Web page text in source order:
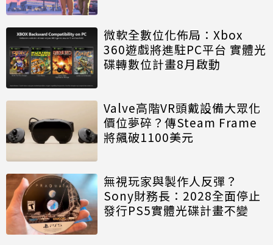
微軟全數位化佈局：Xbox
360遊戲將進駐PC平台 實體光
碟轉數位計畫8月啟動
Valve高階VR頭戴設備大眾化
價位夢碎？傳Steam Frame
將飆破1100美元
無視玩家與製作人反彈？
Sony財務長：2028全面停止
發行PS5實體光碟計畫不變